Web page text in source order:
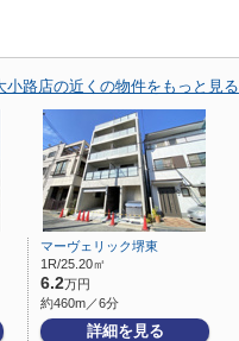
小路店の近くの物件をもっと見る
マーヴェリック堺東
1R/25.20㎡
6.2万円
約460m／6分
詳細を見る